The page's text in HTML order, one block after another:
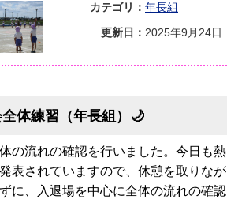
カテゴリ： 年長組
更新日： 2025年9月24日
体練習（年長組）🌙
の流れの確認を行いました。今日も熱
表されていますので、休憩を取りなが
に、入退場を中心に全体の流れの確認